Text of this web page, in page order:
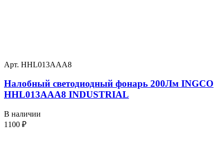
Арт. HHL013AAA8
Налобный светодиодный фонарь 200Лм INGCO
HHL013AAA8 INDUSTRIAL
В наличии
1100 ₽